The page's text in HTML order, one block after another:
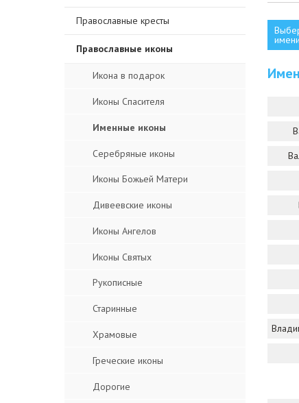
Православные кресты
Православные иконы
Икона в подарок
Иконы Спасителя
Именные иконы
Серебряные иконы
Иконы Божьей Матери
Дивеевские иконы
Иконы Ангелов
Иконы Святых
Рукописные
Старинные
Храмовые
Греческие иконы
Дорогие